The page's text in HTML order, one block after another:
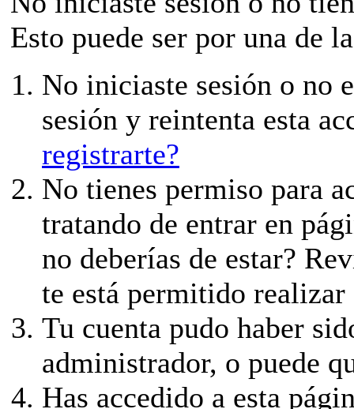
Esto puede ser por una de
No iniciaste sesión o no
sesión y reintenta esta
registrarte?
No tienes permiso para
tratando de entrar en
no deberías de estar?
te está permitido realizar
Tu cuenta pudo haber
administrador, o puede
Has accedido a esta